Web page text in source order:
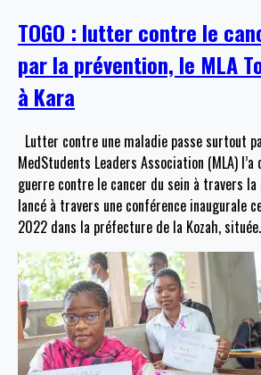
TOGO : lutter contre le
par la prévention, le MLA
à Kara
Lutter contre une maladie passe surtout
MedStudents Leaders Association (MLA)
guerre contre le cancer du sein à travers la
lancé à travers une conférence inaugurale
2022 dans la préfecture de la Kozah, située